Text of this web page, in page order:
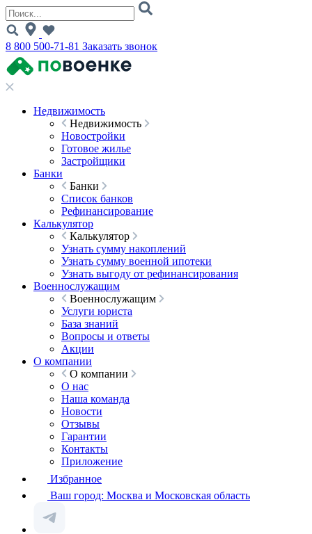
8 800 500-71-81 Заказать звонок
Недвижимость
Недвижимость
Новостройки
Готовое жилье
Застройщики
Банки
Банки
Список банков
Рефинансирование
Калькулятор
Калькулятор
Узнать сумму накоплений
Узнать сумму военной ипотеки
Узнать выгоду от рефинансирования
Военнослужащим
Военнослужащим
Услуги юриста
База знаний
Вопросы и ответы
Акции
О компании
О компании
О нас
Наша команда
Новости
Отзывы
Гарантии
Контакты
Приложение
Избранное
Ваш город: Москва и Московская область